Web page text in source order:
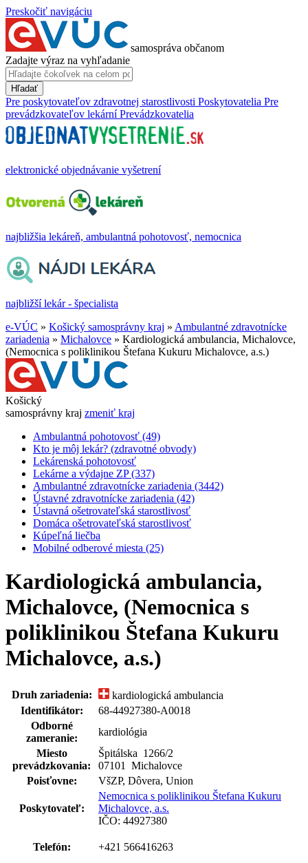
Preskočiť navigáciu
samospráva občanom
Zadajte výraz na vyhľadanie
Hľadať
Pre poskytovateľov zdravotnej starostlivosti Poskytovatelia Pre
prevádzkovateľov lekární Prevádzkovatelia
elektronické objednávanie vyšetrení
najbližšia lekáreň, ambulantná pohotovosť, nemocnica
najbližší lekár - špecialista
e-VÚC » Košický samosprávny kraj » Ambulantné zdravotnícke
zariadenia » Michalovce » Kardiologická ambulancia, Michalovce,
(Nemocnica s poliklinikou Štefana Kukuru Michalovce, a.s.)
Košický
samosprávny kraj zmeniť kraj
Ambulantná pohotovosť (49)
Kto je môj lekár? (zdravotné obvody)
Lekárenská pohotovosť
Lekárne a výdajne ZP (337)
Ambulantné zdravotnícke zariadenia (3442)
Ústavné zdravotnícke zariadenia (42)
Ústavná ošetrovateľská starostlivosť
Domáca ošetrovateľská starostlivosť
Kúpeľná liečba
Mobilné odberové miesta (25)
Kardiologická ambulancia,
Michalovce, (Nemocnica s
poliklinikou Štefana Kukuru
Michalovce, a.s.)
Druh zariadenia:
kardiologická ambulancia
Identifikátor:
68-44927380-A0018
Odborné
zameranie:
kardiológia
Miesto
prevádzkovania:
Špitálska 1266/2
07101 Michalovce
Poisťovne:
VšZP, Dôvera, Union
Poskytovateľ:
Nemocnica s poliklinikou Štefana Kukuru
Michalovce, a.s.
IČO: 44927380
Telefón: +421 566416263